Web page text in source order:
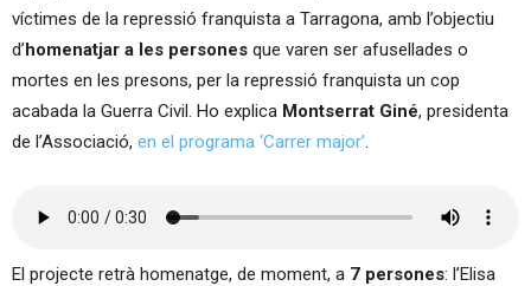
víctimes de la repressió franquista a Tarragona, amb l’objectiu
d’homenatjar a les persones que varen ser afusellades o
mortes en les presons, per la repressió franquista un cop
acabada la Guerra Civil. Ho explica Montserrat Giné, presidenta
de l’Associació, en el programa ‘Carrer major’.
El projecte retrà homenatge, de moment, a 7 persones: l’Elisa